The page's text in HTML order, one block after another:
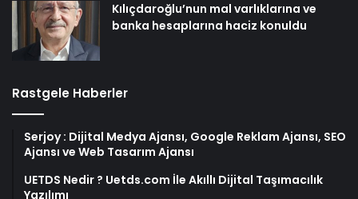
Kılıçdaroğlu’nun mal varlıklarına ve
banka hesaplarına haciz konuldu
Rastgele Haberler
Serjoy : Dijital Medya Ajansı, Google Reklam Ajansı, SEO
Ajansı ve Web Tasarım Ajansı
UETDS Nedir ? Uetds.com İle Akıllı Dijital Taşımacılık
Yazılımı